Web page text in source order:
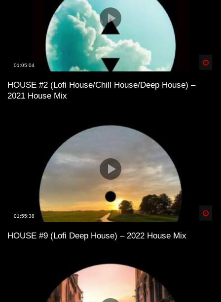
01:05:04
HOUSE #2 (Lofi House/Chill House/Deep House) –
2021 House Mix
01:55:38
HOUSE #9 (Lofi Deep House) – 2022 House Mix